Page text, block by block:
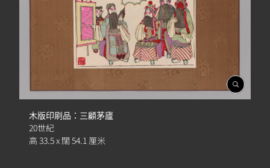
開
啟
木版印刷品：三顧茅廬
20世紀
高 33.5 x 闊 54.1 厘米